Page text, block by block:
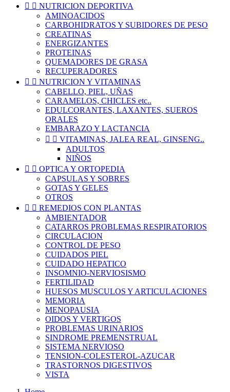
  NUTRICION DEPORTIVA
AMINOACIDOS
CARBOHIDRATOS Y SUBIDORES DE PESO
CREATINAS
ENERGIZANTES
PROTEINAS
QUEMADORES DE GRASA
RECUPERADORES
  NUTRICION Y VITAMINAS
CABELLO, PIEL, UÑAS
CARAMELOS, CHICLES etc..
EDULCORANTES, LAXANTES, SUEROS
ORALES
EMBARAZO Y LACTANCIA
  VITAMINAS, JALEA REAL, GINSENG..
ADULTOS
NIÑOS
  OPTICA Y ORTOPEDIA
CAPSULAS Y SOBRES
GOTAS Y GELES
OTROS
  REMEDIOS CON PLANTAS
AMBIENTADOR
CATARROS PROBLEMAS RESPIRATORIOS
CIRCULACION
CONTROL DE PESO
CUIDADOS PIEL
CUIDADO HEPATICO
INSOMNIO-NERVIOSISMO
FERTILIDAD
HUESOS MUSCULOS Y ARTICULACIONES
MEMORIA
MENOPAUSIA
OIDOS Y VERTIGOS
PROBLEMAS URINARIOS
SINDROME PREMENSTRUAL
SISTEMA NERVIOSO
TENSION-COLESTEROL-AZUCAR
TRASTORNOS DIGESTIVOS
VISTA